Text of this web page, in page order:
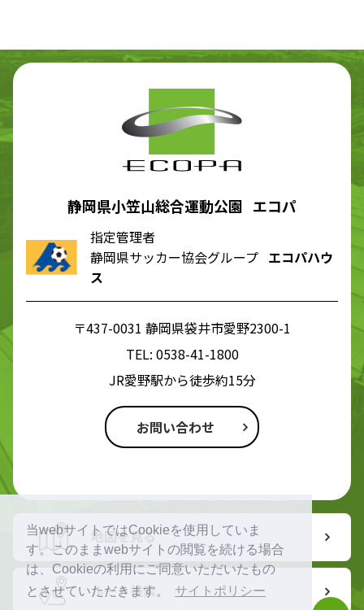
当webサイトではCookieを使用していま
す。このままwebサイトの閲覧を続ける場合
は、Cookieの利用にご同意いただいたもの
とさせていただきます。
サイトポリシー
静岡県小笠山総合運動公園 エコパ
指定管理者
静岡県サッカー協会グループ エコパハウ
ス
〒437-0031 静岡県袋井市愛野2300-1
TEL: 0538-41-1800
JR愛野駅から徒歩約15分
お問い合わせ
地図を見る
ルート検索